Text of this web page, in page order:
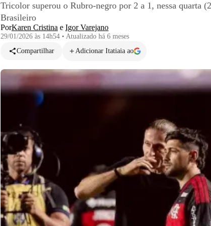
Tricolor superou o Rubro-negro por 2 a 1, nessa quarta
Brasileiro
PorKaren Cristina e Igor Varejano
29/01/2026 às 14h54 • Atualizado há 6 meses
Compartilhar
Adicionar Itatiaia ao